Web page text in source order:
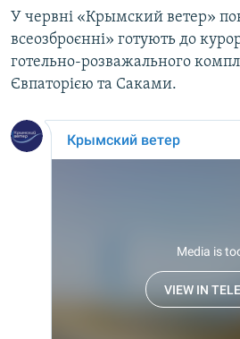
У червні «Крымский ветер»
всеозброєнні» готують до
готельно-розважального
Євпаторією та Саками.